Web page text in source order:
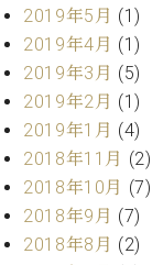
ィ
ジ
ョ
ン
ヒ
シ
ュ
介
展示
【ユ
ーロ
ピア
ノ特
選中
古】
イ
ベ
2019年5月 (1)
2019年4月 (1)
2019年3月 (5)
2019年2月 (1)
2019年1月 (4)
2018年11月 (2)
2018年10月 (7)
2018年9月 (7)
2018年8月 (2)